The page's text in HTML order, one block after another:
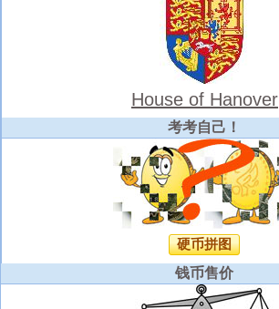
House of Hanover
考考自己！
硬币拼图
钱币售价